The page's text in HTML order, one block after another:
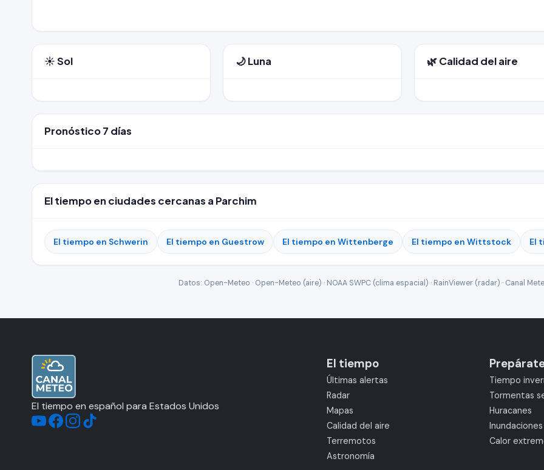
☀️ Sol 🌙 Luna 🌿 Calidad del aire
Pronóstico 7 días
El tiempo en ciudades cercanas a Parchim
El tiempo en Schwerin El tiempo en Guestrow El tiempo en Wittenberge El tiempo en Wittstock El
Datos: Open-Meteo · Open-Meteo (aire) · NOAA SWPC (clima espacial) · RainViewer (radar) · Canal
El tiempo en español para Estados Unidos
El tiempo
Últimas alertas
Radar
Mapas
Calidad del aire
Terremotos
Astronomía
Tiempo
Tormentas
Huracanes
Inundaciones
Calor